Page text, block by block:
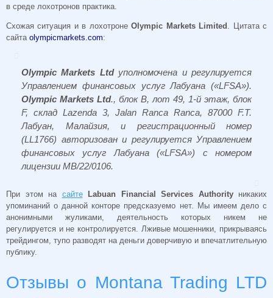
в среде лохотронов практика.
Схожая ситуация и в лохотронеOlympic Markets Limited . Цитата с
сайта olympicmarkets.com:
Olympic Markets Ltdуполномочена и регулируется
Управлением финансовых услуг Лабуана («LFSA»).
Olympic Markets Ltd., блок B, лот 49, 1-й этаж, блок
F, склад Lazenda 3, Jalan Ranca Ranca, 87000 F.T.
Лабуан, Малайзия, и регистрационный номер
(LL1766) авторизован и регулируется Управлением
финансовых услуг Лабуана («LFSA») с номером
лицензии MB/22/0106.
При этом на сайте Labuan Financial Services Authorityникаких
упоминаний о данной конторе предсказуемо нет. Мы имеем дело с
анонимными жуликами, деятельность которых никем не
регулируется и не контролируется. Лживые мошенники, прикрываясь
трейдингом, тупо разводят на деньги доверчивую и впечатлительную
публику.
Отзывы о Montana Trading LTD